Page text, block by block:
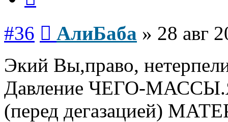
#36 АлиБаба » 28 авг
Экий Вы,право,
Давление ЧЕГО-МАССЫ.Я
(перед дегазацией)